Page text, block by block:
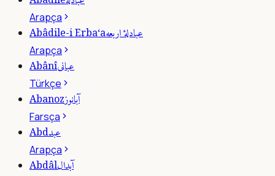
Arapça
Abâdile-i Erba‘aعبادلۀ اربعه
Arapça
Abânîعبانى
Türkçe
Abanozآبانوز
Farsça
Abdعبد
Arapça
Abdâlآبدال